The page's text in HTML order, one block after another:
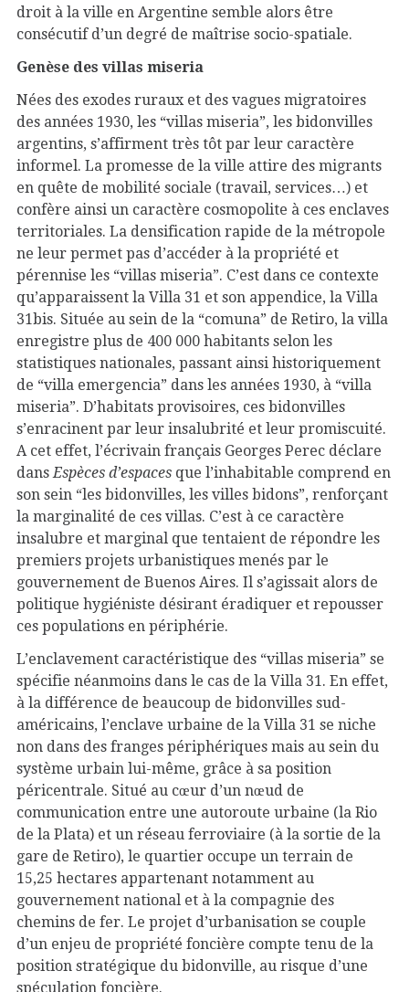
droit à la ville en Argentine semble alors être
consécutif d’un degré de maîtrise socio-spatiale.
Genèse des villas miseria
Nées des exodes ruraux et des vagues migratoires
des années 1930, les “villas miseria”, les bidonvilles
argentins, s’affirment très tôt par leur caractère
informel. La promesse de la ville attire des migrants
en quête de mobilité sociale (travail, services…) et
confère ainsi un caractère cosmopolite à ces enclaves
territoriales. La densification rapide de la métropole
ne leur permet pas d’accéder à la propriété et
pérennise les “villas miseria”. C’est dans ce contexte
qu’apparaissent la Villa 31 et son appendice, la Villa
31bis. Située au sein de la “comuna” de Retiro, la villa
enregistre plus de 400 000 habitants selon les
statistiques nationales, passant ainsi historiquement
de “villa emergencia” dans les années 1930, à “villa
miseria”. D’habitats provisoires, ces bidonvilles
s’enracinent par leur insalubrité et leur promiscuité.
A cet effet, l’écrivain français Georges Perec déclare
dansEspèces d’espaces que l’inhabitable comprend en
son sein “les bidonvilles, les villes bidons”, renforçant
la marginalité de ces villas. C’est à ce caractère
insalubre et marginal que tentaient de répondre les
premiers projets urbanistiques menés par le
gouvernement de Buenos Aires. Il s’agissait alors de
politique hygiéniste désirant éradiquer et repousser
ces populations en périphérie.
L’enclavement caractéristique des “villas miseria” se
spécifie néanmoins dans le cas de la Villa 31. En effet,
à la différence de beaucoup de bidonvilles sud-
américains, l’enclave urbaine de la Villa 31 se niche
non dans des franges périphériques mais au sein du
système urbain lui-même, grâce à sa position
péricentrale. Situé au cœur d’un nœud de
communication entre une autoroute urbaine (la Rio
de la Plata) et un réseau ferroviaire (à la sortie de la
gare de Retiro), le quartier occupe un terrain de
15,25 hectares appartenant notamment au
gouvernement national et à la compagnie des
chemins de fer. Le projet d’urbanisation se couple
d’un enjeu de propriété foncière compte tenu de la
position stratégique du bidonville, au risque d’une
spéculation foncière.